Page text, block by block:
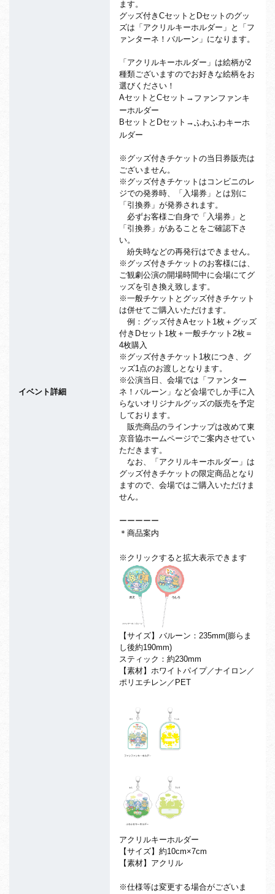
イベント詳細
ます。
グッズ付きCセットとDセットのグッ
ズは「アクリルキーホルダー」と「フ
ァンターネ！バルーン」になります。
「アクリルキーホルダー」は絵柄が2
種類ございますのでお好きな絵柄をお
選びください！
AセットとCセット→ ファンファンキ
ーホルダー
BセットとDセット→ふわふわキーホ
ルダー
※グッズ付きチケットの当日券販売は
ございません。
※グッズ付きチケットはコンビニのレ
ジでの発券時、「入場券」とは別に
「引換券」が発券されます。
必ずお客様ご自身で「入場券」と
「引換券」があることをご確認下さ
い。
紛失時などの再発行はできません。
※グッズ付きチケットのお客様には、
ご観劇公演の開場時間中に会場にてグ
ッズを引き換え致します。
※一般チケットとグッズ付きチケット
は併せてご購入いただけます。
例：グッズ付きAセット1枚＋グッズ
付きDセット1枚＋一般チケット2枚＝
4枚購入
※グッズ付きチケット1枚につき、グ
ッズ1点のお渡しとなります。
※公演当日、会場では「ファンター
ネ！バルーン」など会場でしか手に入
らないオリジナルグッズの販売を予定
しております。
販売商品のラインナップは改めて東
京音協ホームページでご案内させてい
ただきます。
なお、「アクリルキーホルダー」は
グッズ付きチケットの限定商品となり
ますので、会場ではご購入いただけま
せん。
ーーーーー
＊商品案内
※クリックすると拡大表示できます
【サイズ】バルーン：235mm(膨らま
し後約190mm)
スティック：約230mm
【素材】ホワイトパイプ／ナイロン／
ポリエチレン／PET
アクリルキーホルダー
【サイズ】約10cm×7cm
【素材】アクリル
※仕様等は変更する場合がございま